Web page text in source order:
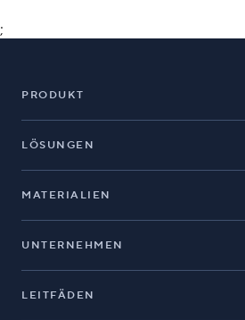
;
PRODUKT
LÖSUNGEN
MATERIALIEN
UNTERNEHMEN
LEITFÄDEN